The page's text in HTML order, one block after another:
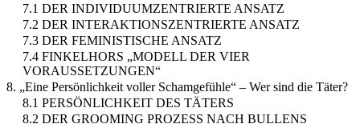
7.1 DER INDIVIDUUMZENTRIERTE ANSATZ
7.2 DER INTERAKTIONSZENTRIERTE ANSATZ
7.3 DER FEMINISTISCHE ANSATZ
7.4 FINKELHORS „MODELL DER VIER
VORAUSSETZUNGEN“
8. „Eine Persönlichkeit voller Schamgefühle“ – Wer sind die Täter?
8.1 PERSÖNLICHKEIT DES TÄTERS
8.2 DER GROOMING PROZESS NACH BULLENS